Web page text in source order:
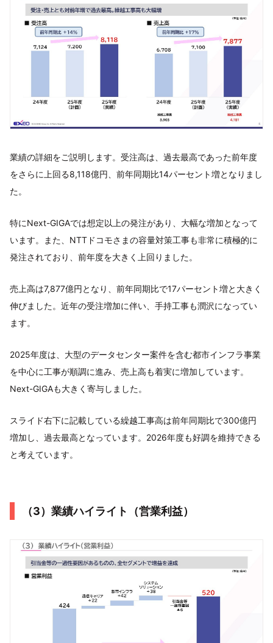
業績の詳細をご説明します。受注高は、過去最高であった前年度
をさらに上回る8,118億円、前年同期比14パーセント増となりまし
た。
特にNext-GIGAでは想定以上の発注があり、大幅な増加となって
います。また、NTTドコモさまの容量対策工事も非常に積極的に
発注されており、前年度を大きく上回りました。
売上高は7,877億円となり、前年同期比で17パーセント増と大きく
伸びました。近年の受注増加に伴い、手持工事も潤沢になってい
ます。
2025年度は、大型のデータセンター案件を含む都市インフラ事業
を中心に工事が順調に進み、売上高も着実に増加しています。
Next-GIGAも大きく寄与しました。
スライド右下に記載している繰越工事高は前年同期比で300億円
増加し、過去最高となっています。2026年度も好調を維持できる
と考えています。
（3）業績ハイライト（営業利益）